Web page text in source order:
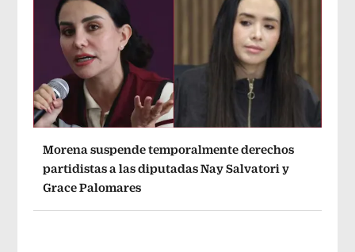
Morena suspende temporalmente derechos
partidistas a las diputadas Nay Salvatori y
Grace Palomares